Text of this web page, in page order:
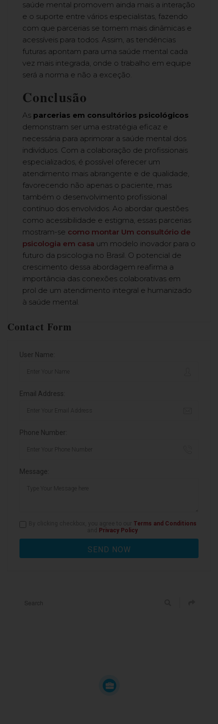
saúde mental promovem ainda mais a interação
e o suporte entre vários especialistas, fazendo
com que parcerias se tornem mais dinâmicas e
acessíveis para todos. Assim, as tendências
futuras apontam para uma saúde mental cada
vez mais integrada, onde o trabalho em equipe
será a norma e não a exceção.
Conclusão
As parcerias em consultórios psicológicos
demonstram ser uma estratégia eficaz e
necessária para aprimorar a saúde mental dos
indivíduos. Com a colaboração de profissionais
especializados, é possível oferecer um
atendimento mais abrangente e de qualidade,
favorecendo não apenas o paciente, mas
também o desenvolvimento profissional
contínuo dos envolvidos. Ao abordar questões
como acessibilidade e estigma, essas parcerias
mostram-se como montar Um consultório de
psicologia em casa um modelo inovador para o
futuro da psicologia no Brasil. O potencial de
crescimento dessa abordagem reafirma a
importância das conexões colaborativas em
prol de um atendimento integral e humanizado
à saúde mental.
Contact Form
User Name:
Email Address:
Phone Number:
Message:
Terms and Conditions
Privacy Policy